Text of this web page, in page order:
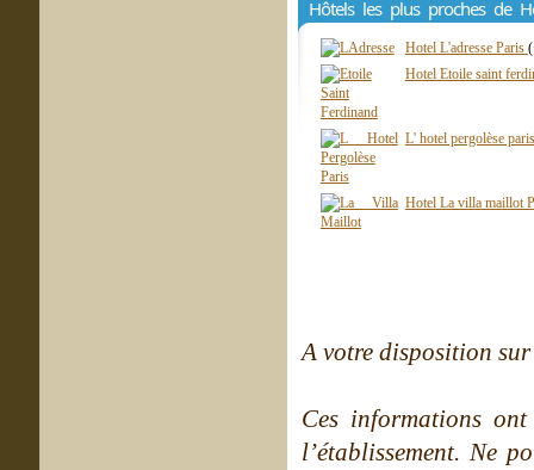
Hôtels les plus proches de
Hotel L'adresse Paris
Hotel Etoile saint
L' hotel pergolèse
Hotel La villa maillot
A votre disposition
Ces informations
l’établissement. Ne